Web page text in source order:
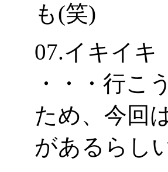
も(笑)
07.イキイキ
・・・行こ
ため、今回
があるらし